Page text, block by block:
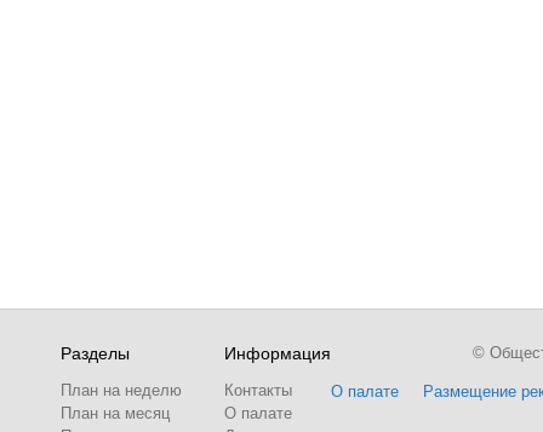
Разделы
План на неделю
План на месяц
Информация
Контакты
О палате
О палате Размещение
©